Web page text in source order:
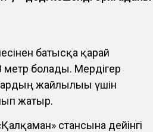
батысқа қарай
болады. Мердігер
жайлылығы үшін
жатыр.
стансына дейінгі